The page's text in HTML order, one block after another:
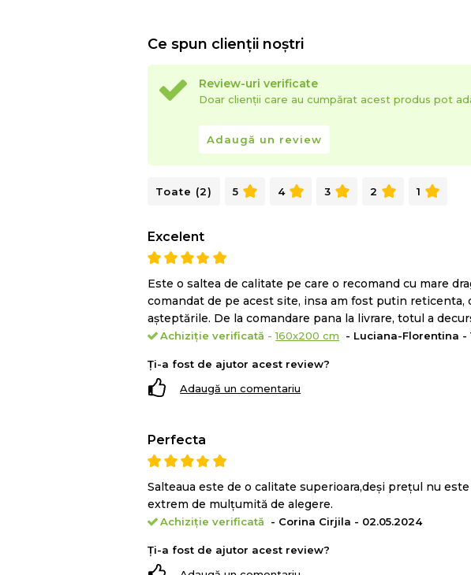
de bumbac si fibre siliconice.
De ce sa cumperi
Suport ortopedic
Confort termic
Durabilitate
Calitate
Ce spun clienții noștri
Review-uri verificate
Doar clienții care au cumpărat acest produs pot
Adaugă un review
Toate (2) 5 4 3 2 1
Excelent
Este o saltea de calitate pe care o recomand cu mare
comandat de pe acest site, insa am fost putin reticenta,
așteptările. De la comandare pana la livrare, totul a
Achiziție verificată -160x200 cm - Luciana-Florentina -
Ți-a fost de ajutor acest review?
Adaugă un comentariu
Perfecta
Salteaua este de o calitate superioara,deși prețul nu
extrem de mulțumită de alegere.
Achiziție verificată - Corina Cirjila - 02.05.2024
Ți-a fost de ajutor acest review?